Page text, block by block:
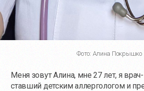
Фото: Алина Покрышко
Меня зовут Алина, мне 27 лет, я
ставший детским аллергологом и